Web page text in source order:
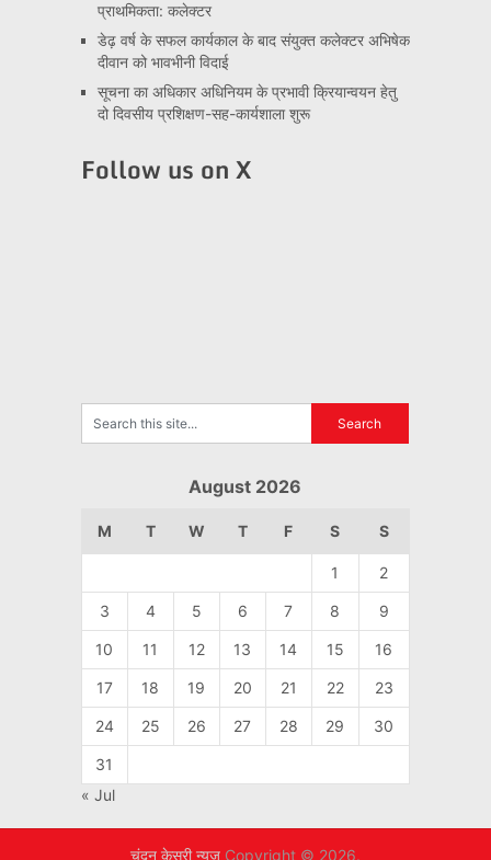
प्राथमिकता: कलेक्टर
डेढ़ वर्ष के सफल कार्यकाल के बाद संयुक्त कलेक्टर अभिषेक
दीवान को भावभीनी विदाई
सूचना का अधिकार अधिनियम के प्रभावी क्रियान्वयन हेतु
दो दिवसीय प्रशिक्षण-सह-कार्यशाला शुरू
Follow us on X
August 2026
M T W T F S S
1 2
3 4 5 6 7 8 9
10 11 12 13 14 15 16
17 18 19 20 21 22 23
24 25 26 27 28 29 30
31
« Jul
चंदन केसरी न्यूज़Copyright © 2026.